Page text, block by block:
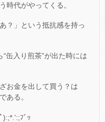
時代がやってくる。
？」という抵抗感を持っ
缶入り煎茶”が出た時には
お金を出して買う？は
ある。
ﾌﾞｯ